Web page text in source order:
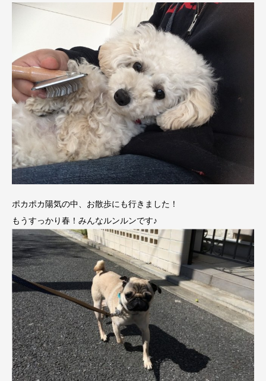
ポカポカ陽気の中、お散歩にも行きました！
もうすっかり春！みんなルンルンです♪